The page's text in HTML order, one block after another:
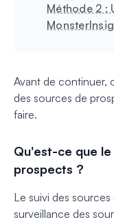
Méthode 2 :
Avant de continuer,
des sources de
faire.
Qu'est-ce que
prospects ?
Le suivi des
surveillance des